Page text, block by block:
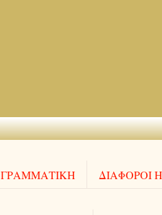
ΓΡΑΜΜΑΤΙΚΗ ΔΙΑΦΟΡΟΙ